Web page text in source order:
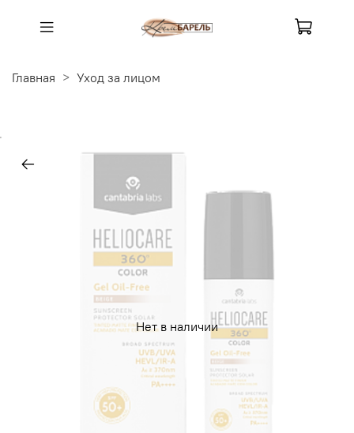
Главная Уход за лицом
Нет в наличии